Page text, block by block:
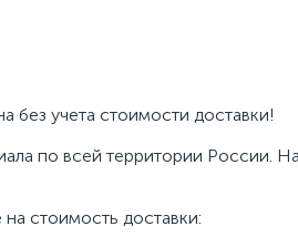
без учета стоимости доставки!
по всей территории России.
стоимость доставки: